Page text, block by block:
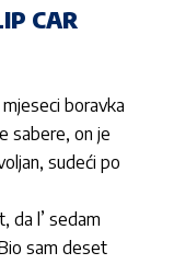
CAR
boravka
sabere, on je
sudeći po
da l’ sedam
sam deset